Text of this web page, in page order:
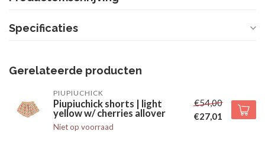
Specificaties
Gerelateerde producten
PIUPIUCHICK
Piupiuchick shorts | light
yellow w/ cherries allover
Niet op voorraad
€54,00
€27,01